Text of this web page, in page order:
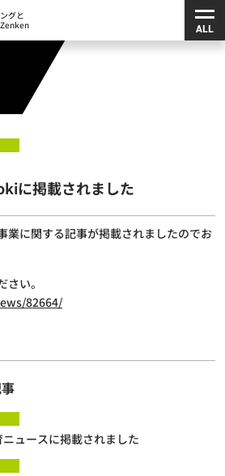
のZenken
メ
に掲載されました
業に関する記事が掲載されましたのでお
い。
82664/
ニュースに掲載されました